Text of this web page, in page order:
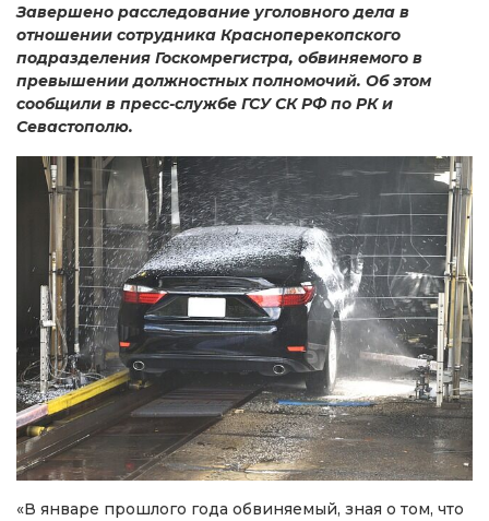
Завершено расследование уголовного дела в
отношении сотрудника Красноперекопского
подразделения Госкомрегистра, обвиняемого в
превышении должностных полномочий. Об этом
сообщили в пресс-службе ГСУ СК РФ по РК и
Севастополю.
«В январе прошлого года обвиняемый, зная о том, что